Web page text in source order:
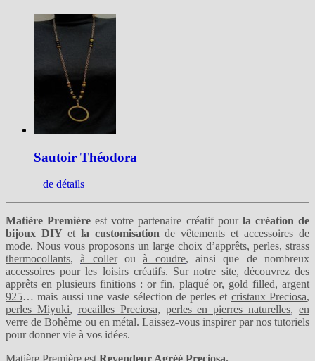
Sautoir Théodora
+ de détails
Matière Première est votre partenaire créatif pourla création de
bijoux DIY etla customisation de vêtements et accessoires de
mode. Nous vous proposons un large choix d’apprêts, perles, strass
thermocollants,à collerouà coudre, ainsi que de nombreux
accessoires pour les loisirs créatifs. Sur notre site, découvrez des
apprêts en plusieurs finitions : or fin, plaqué or, gold filled, argent
925… mais aussi une vaste sélection de perles et cristaux Preciosa,
perles Miyuki, rocailles Preciosa, perles en pierres naturelles, en
verre de Bohême ou en métal. Laissez-vous inspirer par nostutoriels
pour donner vie à vos idées.